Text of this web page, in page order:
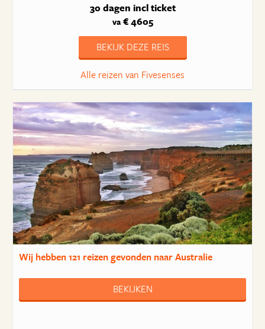
30 dagen incl ticket
va€ 4605
BEKIJK DEZE REIS
Alle reizen van Fivesenses
Wij hebben121 reizengevonden naar Australie
BEKIJKEN